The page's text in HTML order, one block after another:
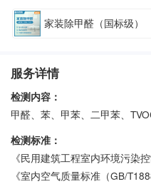
家装除甲醛（国标级）
服务详情
检测内容：
甲醛、苯、甲苯、二甲苯、
检测标准：
《民用建筑工程室内环境污染
《室内空气质量标准（GB/